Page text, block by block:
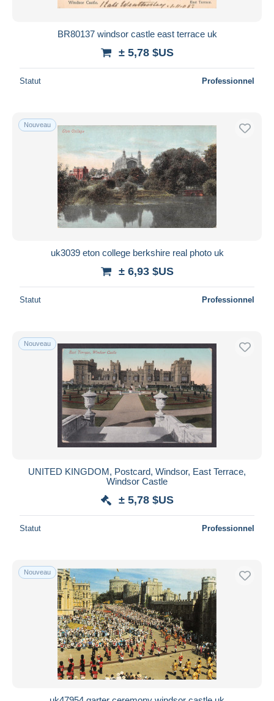
BR80137 windsor castle east terrace uk
± 5,78 $US
Statut Professionnel
Nouveau
uk3039 eton college berkshire real photo uk
± 6,93 $US
Statut Professionnel
Nouveau
UNITED KINGDOM, Postcard, Windsor, East Terrace,
Windsor Castle
± 5,78 $US
Statut Professionnel
Nouveau